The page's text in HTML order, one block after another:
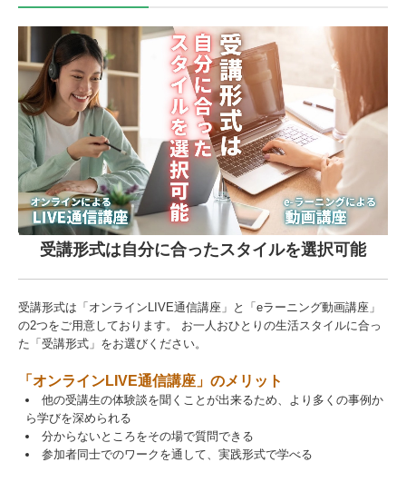
受講形式は自分に合ったスタイルを選択可能
受講形式は「オンラインLIVE通信講座」と「eラーニング動画講座」
の2つをご用意しております。 お一人おひとりの生活スタイルに合っ
た「受講形式」をお選びください。
「オンラインLIVE通信講座」のメリット
他の受講生の体験談を聞くことが出来るため、より多くの事例か
ら学びを深められる
分からないところをその場で質問できる
参加者同士でのワークを通して、実践形式で学べる